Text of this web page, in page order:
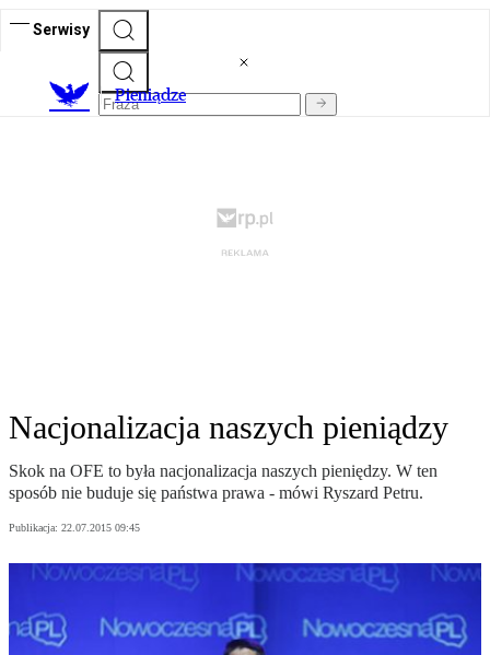
Serwisy
Pieniądze
Nacjonalizacja naszych pieniądzy
Skok na OFE to była nacjonalizacja naszych pieniędzy. W ten
sposób nie buduje się państwa prawa - mówi Ryszard Petru.
Publikacja: 22.07.2015 09:45